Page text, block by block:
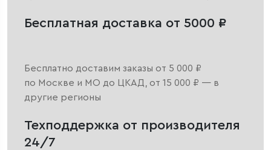
Бесплатная доставка от 5000 ₽
Бесплатно доставим заказы от 5 000 ₽
по Москве и МО до ЦКАД, от 15 000 ₽ — в
другие регионы
Техподдержка от производителя
24/7